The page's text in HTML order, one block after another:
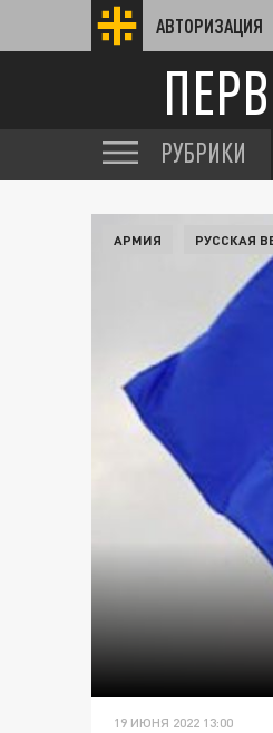
АВТОРИЗАЦИЯ
РУБРИКИ
АРМИЯ РУССКАЯ
19 ИЮНЯ 2022 13:00